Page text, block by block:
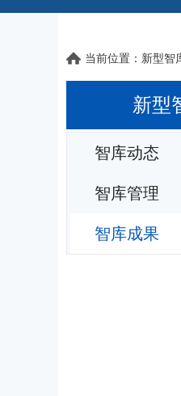
当前位置： 新型智
新型
智库动态
智库管理
智库成果